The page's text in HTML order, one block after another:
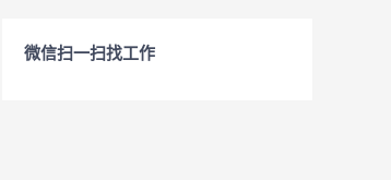
微信扫一扫找工作